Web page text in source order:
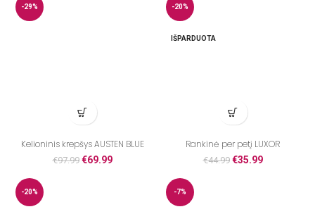
-29%
Kelioninis krepšys AUSTEN BLUE
€97.99 €69.99
-20%
IŠPARDUOTA
Rankinė per petį LUXOR
€44.99 €35.99
-20% -7%